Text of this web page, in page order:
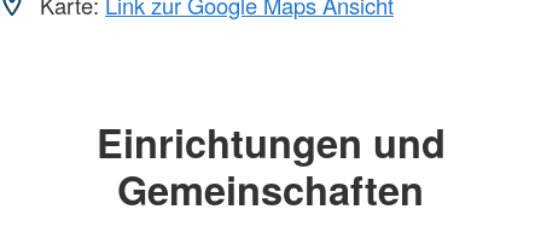
Einrichtungen und
Gemeinschaften